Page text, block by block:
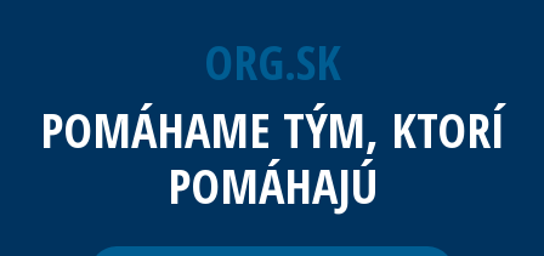
ORG.SK
POMÁHAME TÝM, KTORÍ
POMÁHAJÚ